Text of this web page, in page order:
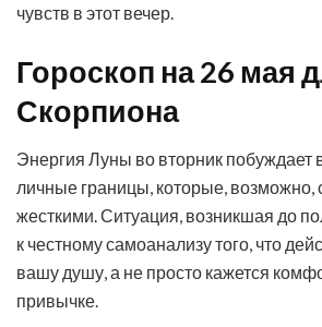
чувств в этот вечер.
Гороскоп на 26 мая
Скорпиона
Энергия Луны во вторник побуждает
личные границы, которые, возможно,
жесткими. Ситуация, возникшая до
к честному самоанализу того, что
вашу душу, а не просто кажется
привычке.